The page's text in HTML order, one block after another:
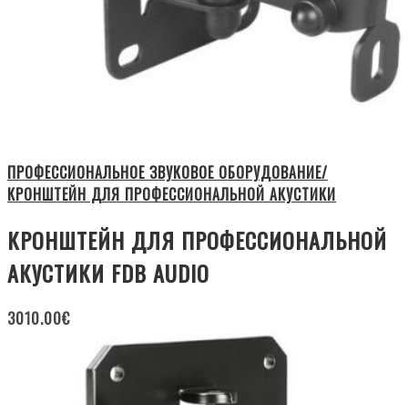
ПРОФЕССИОНАЛЬНОЕ ЗВУКОВОЕ ОБОРУДОВАНИЕ/
КРОНШТЕЙН ДЛЯ ПРОФЕССИОНАЛЬНОЙ АКУСТИКИ
КРОНШТЕЙН ДЛЯ ПРОФЕССИОНАЛЬНОЙ
АКУСТИКИ FDB AUDIO
3010.00€